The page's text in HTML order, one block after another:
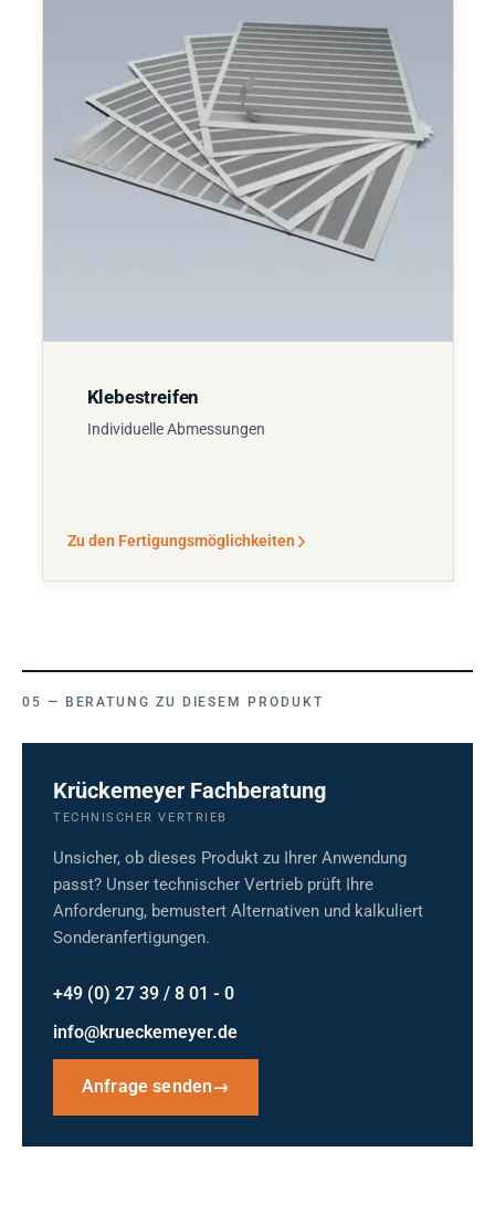
Klebestreifen
Individuelle Abmessungen
Zu den Fertigungsmöglichkeiten
BERATUNG ZU DIESEM PRODUKT
Krückemeyer Fachberatung
TECHNISCHER VERTRIEB
Unsicher, ob dieses Produkt zu Ihrer Anwendung
passt? Unser technischer Vertrieb prüft Ihre
Anforderung, bemustert Alternativen und kalkuliert
Sonderanfertigungen.
+49 (0) 27 39 / 8 01 - 0
info@krueckemeyer.de
Anfrage senden→